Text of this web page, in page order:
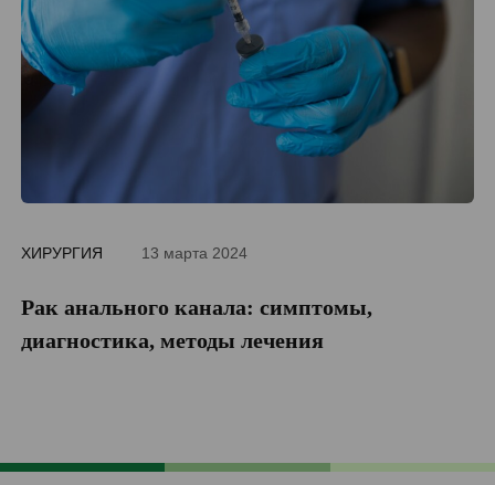
ХИРУРГИЯ 13 марта 2024
Рак анального канала: симптомы,
диагностика, методы лечения